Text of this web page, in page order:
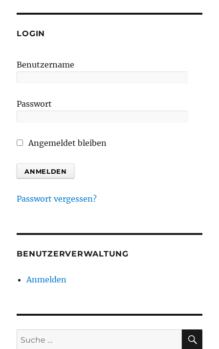
LOGIN
Benutzername
Passwort
Angemeldet bleiben
Passwort vergessen?
BENUTZERVERWALTUNG
Anmelden
Suche